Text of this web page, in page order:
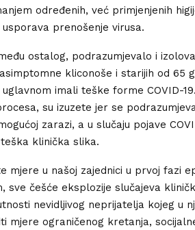
određenih, već primjenjenih
usporava prenošenje virusa.
ostalog, podrazumjevalo i
kliconoše i starijih od 65
imali teške forme COVID-
su izuzete jer se
zarazi, a u slučaju pojave
klinička slika.
mjere u našoj zajednici u prvoj fazi
sve češće eksplozije slučajeva
nevidljivog neprijatelja kojeg u
mjere ograničenog kretanja,